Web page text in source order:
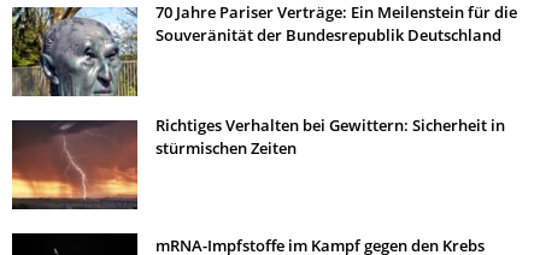
70 Jahre Pariser Verträge: Ein Meilenstein für die
Souveränität der Bundesrepublik Deutschland
Richtiges Verhalten bei Gewittern: Sicherheit in
stürmischen Zeiten
mRNA-Impfstoffe im Kampf gegen den Krebs